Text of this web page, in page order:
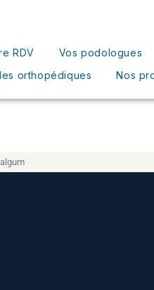
RDV Vos podologues
orthopédiques
Nos